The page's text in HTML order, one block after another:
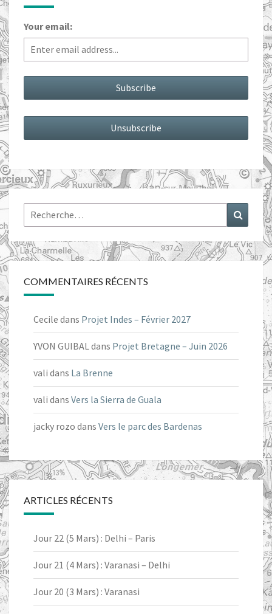
Your email:
Rechercher :
COMMENTAIRES RÉCENTS
Cecile dans Projet Indes – Février 2027
YVON GUIBALdans Projet Bretagne – Juin 2026
vali dans La Brenne
vali dans Vers la Sierra de Guala
jacky rozo dans Vers le parc des Bardenas
ARTICLES RÉCENTS
Jour 22 (5 Mars) : Delhi – Paris
Jour 21 (4 Mars) : Varanasi – Delhi
Jour 20 (3 Mars) : Varanasi